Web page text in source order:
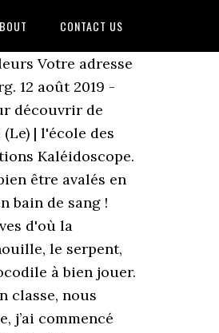
CONTACT US
un franc succès. Pont des Arts - Je veux pas aller à l’école, Stéphanie Blake, éditions L’école des loisirs. Bienvenue sur le site 2015-2016 de la classe de MS/GS de l'école St Jean à Meung-sur-Loire. Aller au contenu TPS; PS; MS; GS; Infos Ecole; Search for: Recherche. Les champs obligatoires sont indiqués avec *, (adsbygoogle = window.adsbygoogle || []).push({}); Voir plus d'idées sur le thème crocodile maternelle, crocodile, créations de maternelle. Kiki Bambou Boba Loulou Babo Lolo 10 9 1 8 6 4 5 3 1 Chez le sorcier Boutou Au marché A l’école 4 lions 4 gorilles 4 serpents Une petite touche de poudre rouge Un petit chapeau rouge Une petite touche de poudre jaune !! C'est un riquiqui crocodile. Trognon et Pépin; Les sorcières. Nous utilisons des cookies pour vous garantir la meilleure expérience sur notre site web. Noté /5. Aller au contenu. Il s’agit d’un « tout petit minuscule riquiqui petiot titi crocodile ». C'est toi le petiot rikiki élève pour le moment ! A l’école ma-ter-nelle. Le crocodile de l ecole, Marianne Barcilon, Christine Naumann-Villemin, Kaleidoscope. Avec notre toise, nous pourrons comparer les tailles de tous les grands et nous ranger du plus petit au plus grand. Depuis fin 2017-début 2018, la cinquantaine d’élèves des deux classes de grande section de la maternelle du groupement scolaire L’école de la Seille découvre l’allemand. Heu